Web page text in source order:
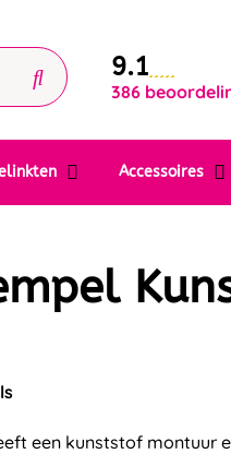
9.1
386
Accessoires
Krijg
Chat
een kunststof montuur